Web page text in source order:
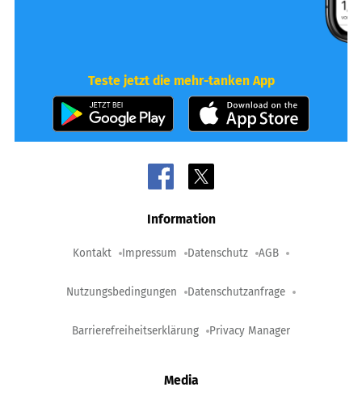
Teste jetzt die mehr-tanken App
Information
Kontakt Impressum Datenschutz AGB
Nutzungsbedingungen Datenschutzanfrage
Barrierefreiheitserklärung Privacy Manager
Media